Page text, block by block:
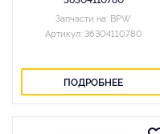
Запчасти на: BPW
Артикул: 36304110780
ПОДРОБНЕЕ